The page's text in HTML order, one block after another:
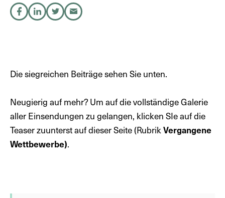
auf Facebook teilen
auf LinkedIn teilen
auf X teilenper E-Mail teilen
Die siegreichen Beiträge sehen Sie unten.
Neugierig auf mehr? Um auf die vollständige Galerie
aller Einsendungen zu gelangen, klicken SIe auf die
Teaser zuunterst auf dieser Seite (RubrikVergangene
Wettbewerbe).